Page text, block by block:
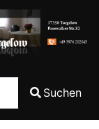
Suchen